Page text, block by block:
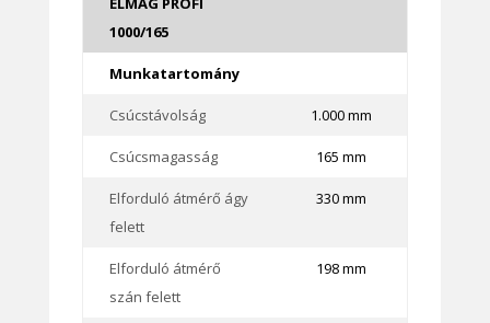
1000/165
Munkatartomány
Csúcstávolság 1.000 mm
Csúcsmagasság 165 mm
Elforduló átmérő ágy
felett
330 mm
Elforduló átmérő
szán felett
198 mm